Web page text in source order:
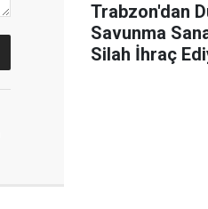
Trabzon'dan
Savunma
Silah İhraç